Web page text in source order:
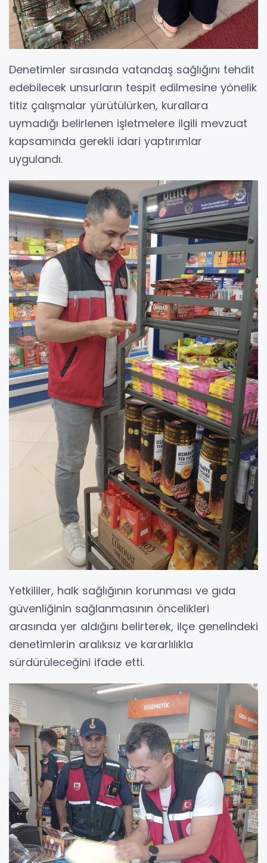
Denetimler sırasında vatandaş sağlığını tehdit
edebilecek unsurların tespit edilmesine yönelik
titiz çalışmalar yürütülürken, kurallara
uymadığı belirlenen işletmelere ilgili mevzuat
kapsamında gerekli idari yaptırımlar
uygulandı.
Yetkililer, halk sağlığının korunması ve gıda
güvenliğinin sağlanmasının öncelikleri
arasında yer aldığını belirterek, ilçe genelindeki
denetimlerin aralıksız ve kararlılıkla
sürdürüleceğini ifade etti.